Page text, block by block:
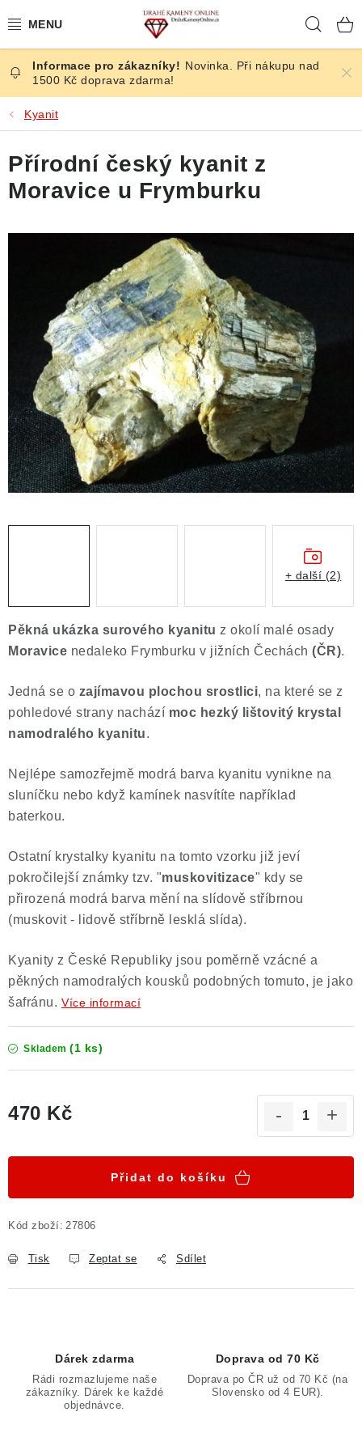
na
ČESKÉ KAMENY
ŠPERKY
KAMENY ZE SVĚTA
BROUŠENÉ
SLEVY
KRYSTALY
ČLÁNKY
NALEZIŠTĚ
NÁŠ PŘÍBĚH
VIDEOGALERIE
Ochrana osobních údajů
Formulář pro uplatnění reklamace
Formulář pro odstoupení od smlouvy
Novinka. Při nákupu nad
1500 Kč doprava zdarma!
Kyanit
Pěkná ukázka surového kyanitu z okolí malé osady
Moravice nedaleko Frymburku v jižních Čechách (ČR).
Jedná se o zajímavou plochou srostlici, na které se z
pohledové strany nachází moc hezký lištovitý krystal
namodralého kyanitu.
Nejlépe samozřejmě modrá barva kyanitu vynikne na
sluníčku nebo když kamínek nasvítíte například
baterkou.
Ostatní krystalky kyanitu na tomto vzorku již jeví
pokročilejší známky tzv. "muskovitizace" kdy se
přirozená modrá barva mění na slídově stříbrnou
(muskovit - lidově stříbrně lesklá slída).
Kyanity z České Republiky jsou poměrně vzácné a
pěkných namodralých kousků podobných tomuto, je jako
šafránu. Více informací
Skladem (1 ks)
470 Kč
Přidat do košíku
Kód zboží: 27806
Tisk Zeptat se Sdílet
Přírodní český kyanit z
Moravice u Frymburku
+ další (2)
Dárek zdarma
Rádi rozmazlujeme naše
zákazníky. Dárek ke každé
objednávce.
Doprava od 70 Kč
Doprava po ČR už od 70 Kč (na
Slovensko od 4 EUR).